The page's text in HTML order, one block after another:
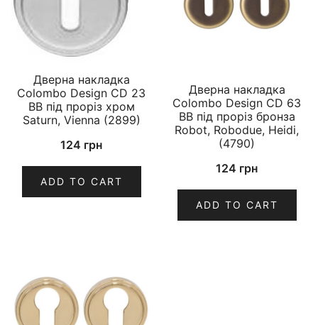
Дверна накладка
Colombo Design CD 23
BB під проріз хром
Saturn, Vienna (2899)
124 грн
ADD TO CART
Дверна накладка
Colombo Design CD 63
BB під проріз бронза
Robot, Robodue, Heidi,
(4790)
124 грн
ADD TO CART